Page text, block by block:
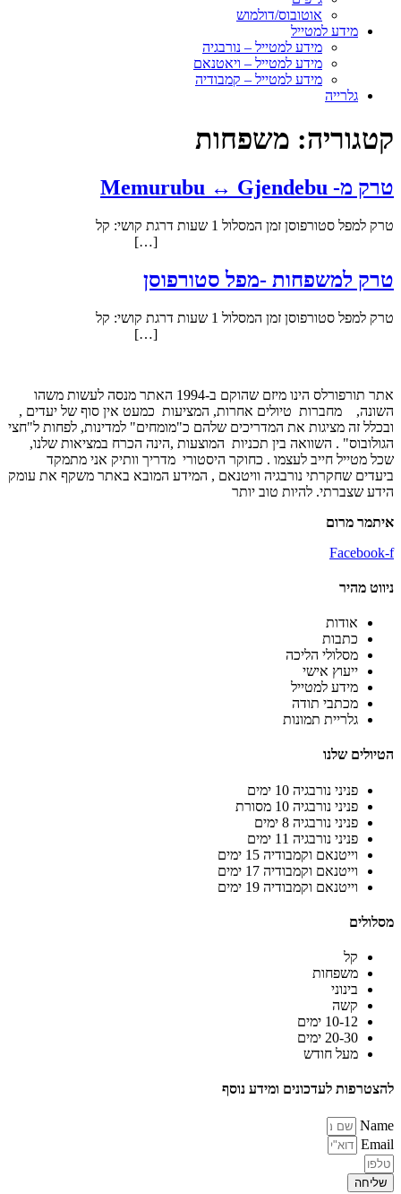
אוטובוס/דולמוש
מידע למטייל
מידע למטייל – נורבגיה
מידע למטייל – ויאטנאם
מידע למטייל – קמבודיה
גלרייה
קטגוריה: משפחות
טרק מ- Memurubu ↔ Gjendebu
טרק למפל סטורפוסן זמן המסלול 1 שעות דרגת קושי: קל
[…]
טרק למשפחות -מפל סטורפוסן
טרק למפל סטורפוסן זמן המסלול 1 שעות דרגת קושי: קל
[…]
אתר תורפורלס הינו מיזם שהוקם ב-1994 האתר מנסה לעשות משהו
השונה, מחברות טיולים אחרות, המציעות כמעט אין סוף של יעדים ,
ובכלל זה מציגות את המדריכים שלהם כ"מומחים" למדינות, לפחות ל"חצי
הגולובוס" . השוואה בין תכניות המוצעות ,הינה הכרח במציאות שלנו,
שכל מטייל חייב לעצמו . כחוקר היסטורי מדריך וותיק אני מתמקד
ביעדים שחקרתי נורבגיה וויטנאם , המידע המובא באתר משקף את עומק
הידע שצברתי. להיות טוב יותר
איתמר מרום
Facebook-f
ניווט מהיר
אודות
כתבות
מסלולי הליכה
ייעוץ אישי
מידע למטייל
מכתבי תודה
גלריית תמונות
הטיולים שלנו
פניני נורבגיה 10 ימים
פניני נורבגיה 10 מסורת
פניני נורבגיה 8 ימים
פניני נורבגיה 11 ימים
וייטנאם וקמבודיה 15 ימים
וייטנאם וקמבודיה 17 ימים
וייטנאם וקמבודיה 19 ימים
מסלולים
קל
משפחות
בינוני
קשה
10-12 ימים
20-30 ימים
מעל חודש
להצטרפות לעדכונים ומידע נוסף
Name
Email
שליחה